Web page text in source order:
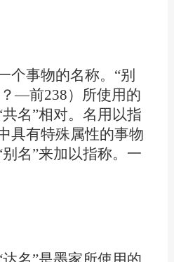
个事物的名称。“别
—前238）所使用的
名”相对。名用以指
具有特殊属性的事物
名”来加以指称。一